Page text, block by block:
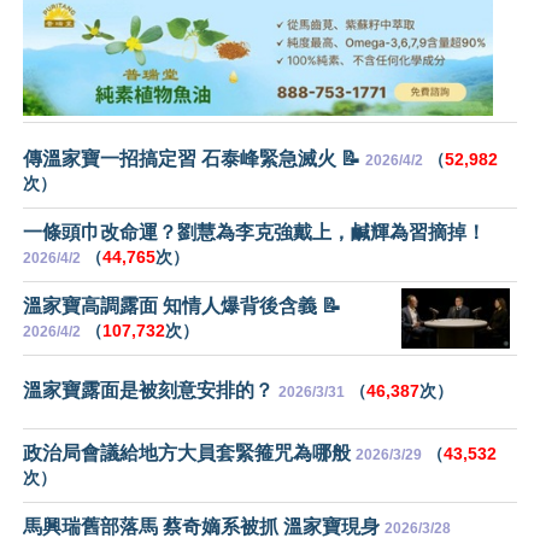
傳溫家寶一招搞定習 石泰峰緊急滅火 📝 2026/4/2 （52,982
次）
一條頭巾改命運？劉慧為李克強戴上，鹹輝為習摘掉！
2026/4/2 （44,765次）
溫家寶高調露面 知情人爆背後含義 📝
2026/4/2 （107,732次）
溫家寶露面是被刻意安排的？ 2026/3/31 （46,387次）
政治局會議給地方大員套緊箍咒為哪般 2026/3/29 （43,532
次）
馬興瑞舊部落馬 蔡奇嫡系被抓 溫家寶現身 2026/3/28